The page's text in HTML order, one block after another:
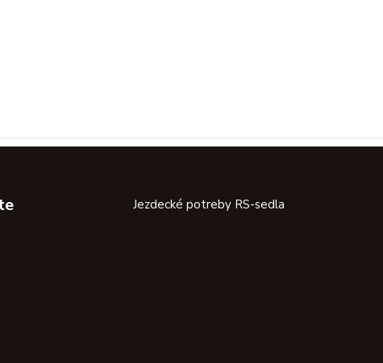
Jezdecké potreby RS-sedla